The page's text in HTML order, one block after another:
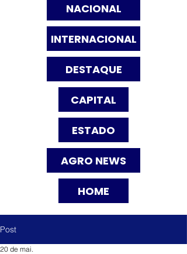
NACIONAL
INTERNACIONAL
DESTAQUE
CAPITAL
ESTADO
AGRO NEWS
HOME
Post
20 de mai.